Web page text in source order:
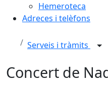
Hemeroteca
Adreces i telèfons
Serveis i tràmits
Concert de